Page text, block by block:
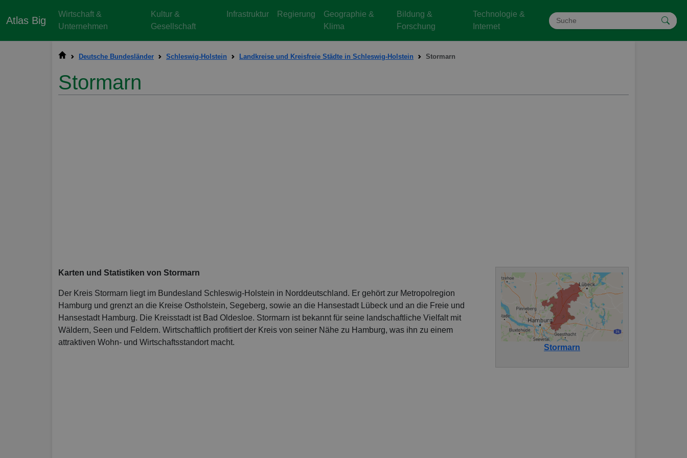
Atlas Big
Wirtschaft &
Unternehmen
Kultur &
Gesellschaft
Infrastruktur Regierung
Geographie &
Klima
Bildung &
Forschung
Technologie &
Internet
Deutsche Bundesländer Schleswig-Holstein Landkreise und Kreisfreie Städte in Schleswig-Holstein Stormarn
Stormarn
Karten und Statistiken von Stormarn
Der Kreis Stormarn liegt im Bundesland Schleswig-Holstein in Norddeutschland. Er gehört zur Metropolregion
Hamburg und grenzt an die Kreise Ostholstein, Segeberg, sowie an die Hansestadt Lübeck und an die Freie und
Hansestadt Hamburg. Die Kreisstadt ist Bad Oldesloe. Stormarn ist bekannt für seine landschaftliche Vielfalt mit
Wäldern, Seen und Feldern. Wirtschaftlich profitiert der Kreis von seiner Nähe zu Hamburg, was ihn zu einem
attraktiven Wohn- und Wirtschaftsstandort macht.
Stormarn